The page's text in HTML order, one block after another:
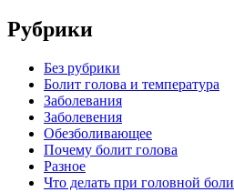
Рубрики
Без рубрики
Болит голова и температура
Заболевания
Заболевения
Обезболивающее
Почему болит голова
Разное
Что делать при головной боли